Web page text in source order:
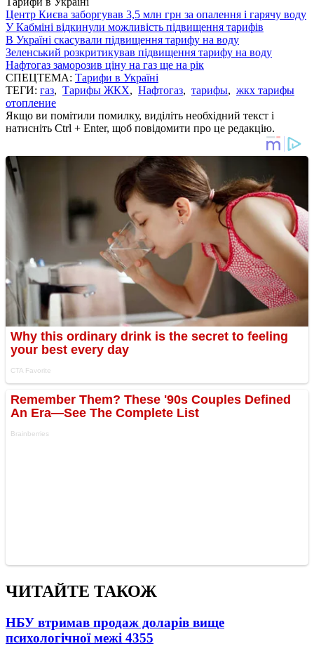
Центр Києва заборгував 3,5 млн грн за опалення і гарячу воду
У Кабміні відкинули можливість підвищення тарифів
В Україні скасували підвищення тарифу на воду
Зеленський розкритикував підвищення тарифу на воду
Нафтогаз заморозив ціну на газ ще на рік
СПЕЦТЕМА: Тарифи в Україні
ТЕГИ: газ, Тарифы ЖКХ, Нафтогаз, тарифы, жкх тарифы
отопление
Якщо ви помітили помилку, виділіть необхідний текст і
натисніть Ctrl + Enter, щоб повідомити про це редакцію.
ЧИТАЙТЕ ТАКОЖ
НБУ втримав продаж доларів вище
психологічної межі 4355